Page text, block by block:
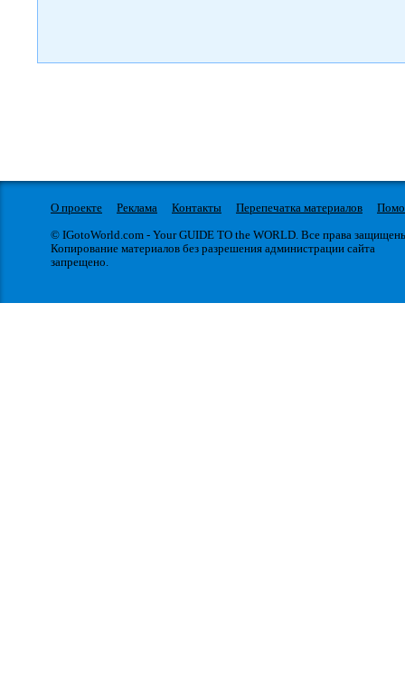
О проекте Реклама Контакты Перепечатка материалов
© IGotoWorld.com - Your GUIDE TO the WORLD. Все права
Копирование материалов без разрешения администрации сайта
запрещено.